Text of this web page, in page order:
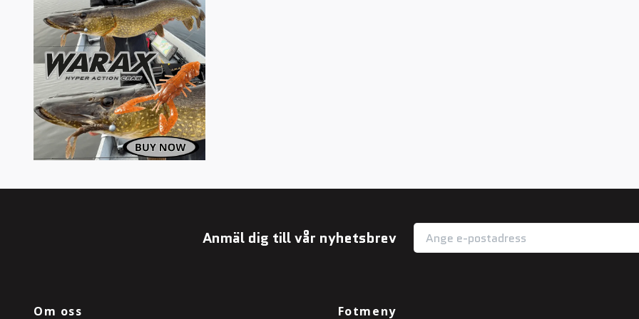
Anmäl dig till vår nyhetsbrev
Om oss Fotmeny